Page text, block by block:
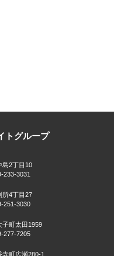
トグループ
島2丁目10
233-3031
所4丁目27
251-3030
子町太田1959
277-7205
町広瀬280-1